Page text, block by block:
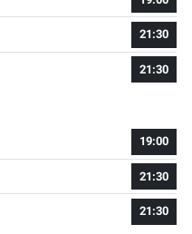
21:30
21:30
19:00
21:30
21:30